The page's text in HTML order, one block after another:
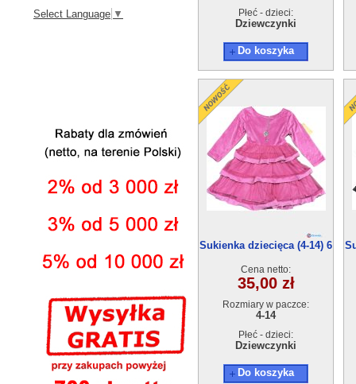
Select Language ▼ Płeć - dzieci:
Dziewczynki
Do koszyka
Sukienka dziecięca (4-14) 6
Cena netto:
35,00 zł
Rozmiary w paczce:
4-14
Płeć - dzieci:
Dziewczynki
Do koszyka